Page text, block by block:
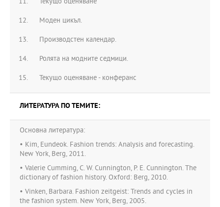
Моден цикъл.
Производстен календар.
Ролята на модните седмици.
Текущо оценяване - конферанс
ЛИТЕРАТУРА ПО ТЕМИТЕ:
Основна литература:
• Kim, Eundeok. Fashion trends: Analysis and forecasting.
New York, Berg, 2011.
• Valerie Cumming, C. W. Cunnington, P. E. Cunnington. The
dictionary of fashion history. Oxford: Berg, 2010.
• Vinken, Barbara. Fashion zeitgeist: Trends and cycles in
the fashion system. New York, Berg, 2005.